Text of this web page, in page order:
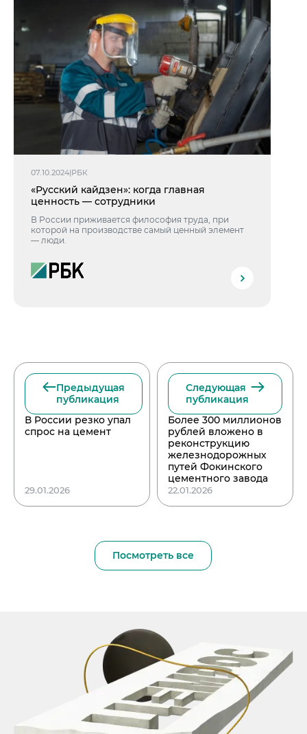
07.10.2024|РБК
«Русский кайдзен»: когда главная
ценность — сотрудники
В России приживается философия труда, при
которой на производстве самый ценный элемент
— люди.
Предыдущая
публикация
В России резко упал
спрос на цемент
29.01.2026
Следующая
публикация
Более 300 миллионов
рублей вложено в
реконструкцию
железнодорожных
путей Фокинского
цементного завода
22.01.2026
Посмотреть все